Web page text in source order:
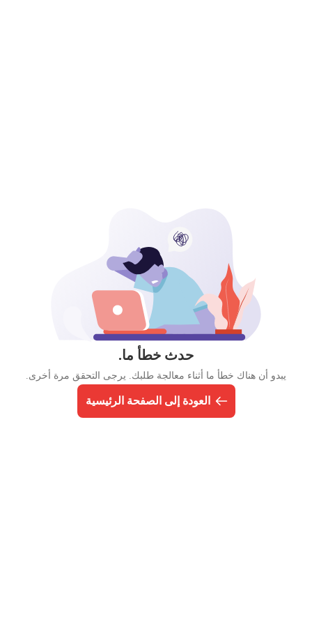
حدث خطأ ما.
يبدو أن هناك خطأ ما أثناء معالجة طلبك. يرجى التحقق مرة أخرى.
العودة إلى الصفحة الرئيسية